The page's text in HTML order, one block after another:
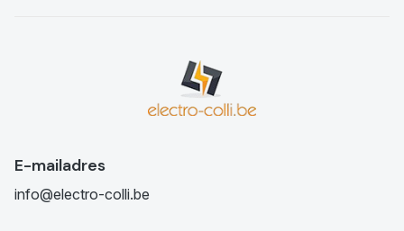
E-mailadres
info@electro-colli.be